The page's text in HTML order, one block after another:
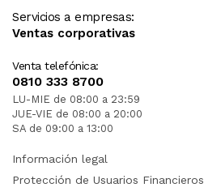
Servicios a empresas:
Ventas corporativas
Venta telefónica:
0810 333 8700
LU-MIE de 08:00 a 23:59
JUE-VIE de 08:00 a 20:00
SA de 09:00 a 13:00
Información legal
Protección de Usuarios Financieros